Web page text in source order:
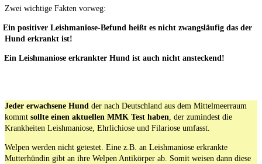
Zwei wichtige Fakten vorweg:
Ein positiver Leishmaniose-Befund heißt es nicht zwangsläufig das der
Hund erkrankt ist!
Ein Leishmaniose erkrankter Hund ist auch nicht ansteckend!
Jeder erwachsene Hund der nach Deutschland aus dem Mittelmeerraum
kommt sollte einen aktuellen MMK Test haben, der zumindest die
Krankheiten Leishmaniose, Ehrlichiose und Filariose umfasst.
Welpen werden nicht getestet. Eine z.B. an Leishmaniose erkrankte
Mutterhündin gibt an ihre Welpen Antikörper ab. Somit weisen dann diese